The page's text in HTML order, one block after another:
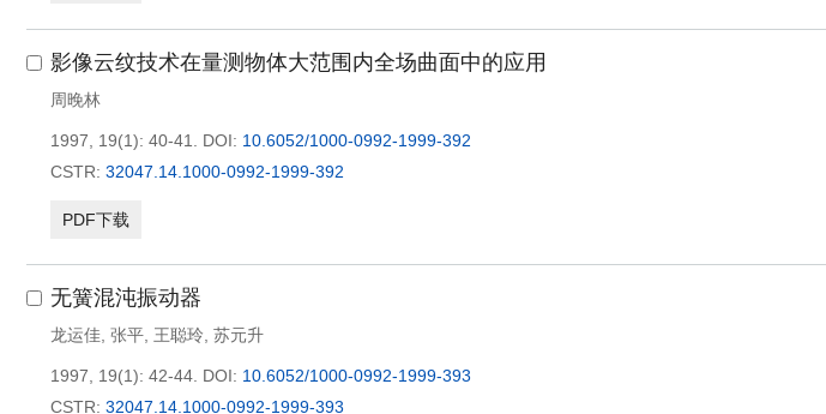
影像云纹技术在量测物体大范围内全场曲面中的应用
周晚林
1997, 19(1): 40-41. DOI: 10.6052/1000-0992-1999-392
CSTR: 32047.14.1000-0992-1999-392
PDF下载
无簧混沌振动器
龙运佳 张平 王聪玲 苏元升
1997, 19(1): 42-44. DOI: 10.6052/1000-0992-1999-393
CSTR: 32047.14.1000-0992-1999-393